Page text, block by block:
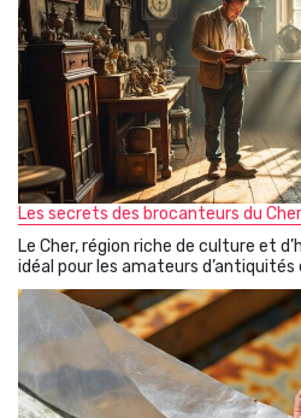
Les secrets des brocanteurs du
Le Cher, région riche de culture et
idéal pour les amateurs d’antiquités